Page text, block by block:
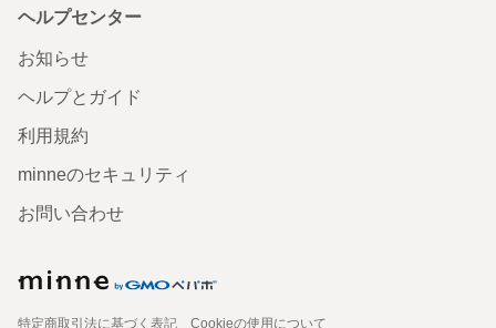
ヘルプセンター
お知らせ
ヘルプとガイド
利用規約
minneのセキュリティ
お問い合わせ
特定商取引法に基づく表記
Cookieの使用について